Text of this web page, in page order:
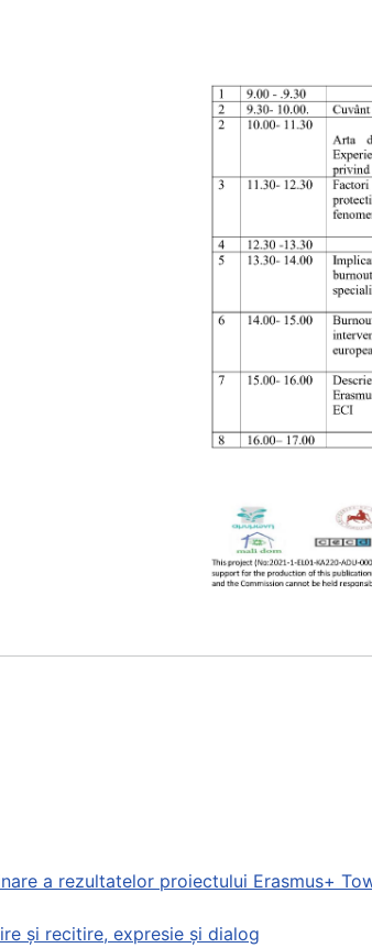
a rezultatelor proiectului Erasmus+
și recitire, expresie și dialog